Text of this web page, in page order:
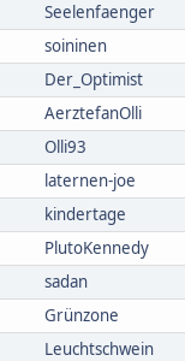
Seelenfaenger
soininen
Der_Optimist
AerztefanOlli
Olli93
laternen-joe
kindertage
PlutoKennedy
sadan
Grünzone
Leuchtschwein